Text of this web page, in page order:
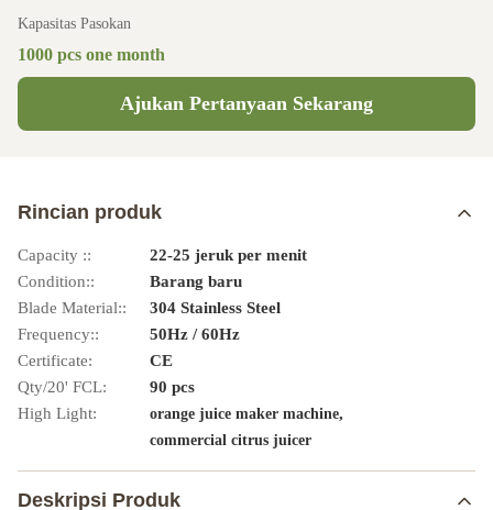
Kapasitas Pasokan
1000 pcs one month
Ajukan Pertanyaan Sekarang
Rincian produk
Capacity ::
22-25 jeruk per menit
Condition::
Barang baru
Blade Material::
304 Stainless Steel
Frequency::
50Hz / 60Hz
Certificate:
CE
Qty/20' FCL:
90 pcs
High Light:
orange juice maker machine,
commercial citrus juicer
Deskripsi Produk